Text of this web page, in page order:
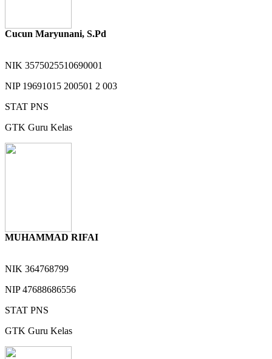
Cucun Maryunani, S.Pd
NIK 3575025510690001
NIP 19691015 200501 2 003
STAT PNS
GTK Guru Kelas
MUHAMMAD RIFAI
NIK 364768799
NIP47688686556
STAT PNS
GTK Guru Kelas